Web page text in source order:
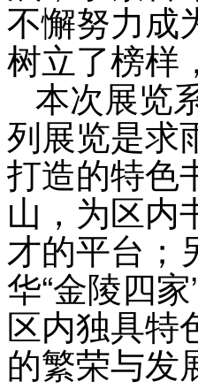
不懈努力成
树立了榜样
本次展览
列展览是求
打造的特色
山，为区内
才的平台；
华“金陵四
区内独具特
的繁荣与发